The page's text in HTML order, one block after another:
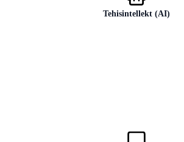
Tehisintellekt (AI)